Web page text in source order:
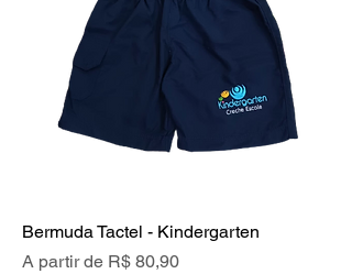
Bermuda Tactel - Kindergarten
A partir de R$ 80,90
Preço promocional